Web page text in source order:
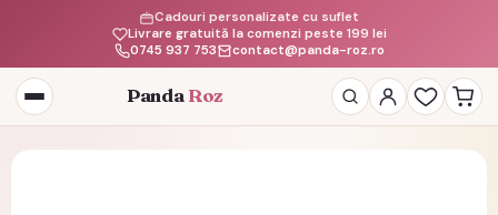
Livrare gratuită la comenzi peste 199 lei
Cadouri personalizate cu suflet
0745 937 753
contact@panda-roz.ro
Deschide
meniul
Panda Roz